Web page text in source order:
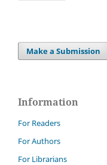
Make a Submission
Information
For Readers
For Authors
For Librarians